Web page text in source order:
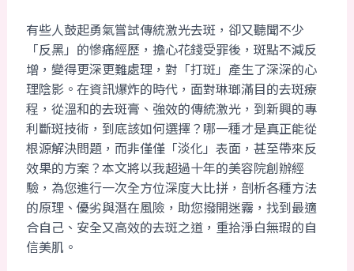
有些人鼓起勇氣嘗試傳統激光去斑，卻又聽聞不少
「反黑」的慘痛經歷，擔心花錢受罪後，斑點不減反
增，變得更深更難處理，對「打斑」產生了深深的心
理陰影。在資訊爆炸的時代，面對琳瑯滿目的去斑療
程，從溫和的去斑膏、強效的傳統激光，到新興的專
利斷斑技術，到底該如何選擇？哪一種才是真正能從
根源解決問題，而非僅僅「淡化」表面，甚至帶來反
效果的方案？本文將以我超過十年的美容院創辦經
驗，為您進行一次全方位深度大比拼，剖析各種方法
的原理、優劣與潛在風險，助您撥開迷霧，找到最適
合自己、安全又高效的去斑之道，重拾淨白無瑕的自
信美肌。